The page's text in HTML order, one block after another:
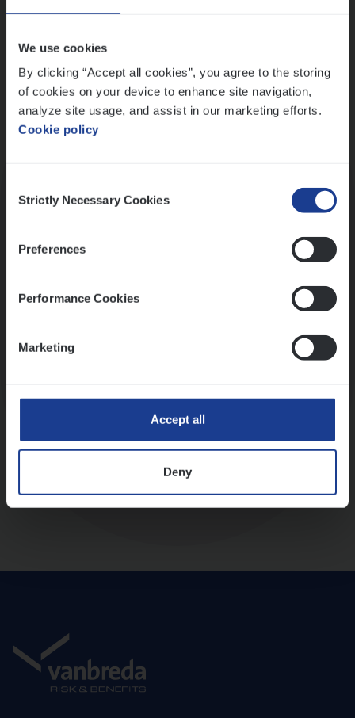
We use cookies
By clicking “Accept all cookies”, you agree to the storing
of cookies on your device to enhance site navigation,
analyze site usage, and assist in our marketing efforts.
Cookie policy
Selection
Strictly Necessary Cookies
Preferences
Performance Cookies
Marketing
Accept all
Deny